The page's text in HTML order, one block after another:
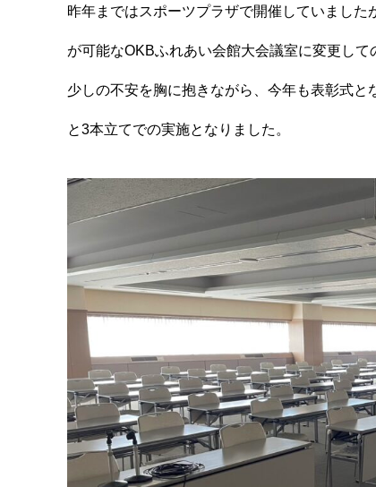
昨年まではスポーツプラザで開催していまし
が可能なOKBふれあい会館大会議室に変更し
少しの不安を胸に抱きながら、今年も表彰式
と3本立てでの実施となりました。